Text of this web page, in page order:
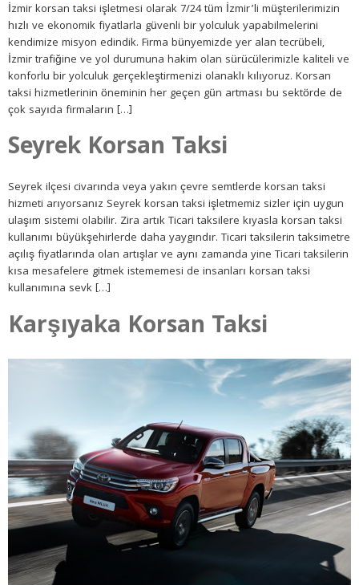
İzmir korsan taksi işletmesi olarak 7/24 tüm İzmir’li müşterilerimizin
hızlı ve ekonomik fiyatlarla güvenli bir yolculuk yapabilmelerini
kendimize misyon edindik. Firma bünyemizde yer alan tecrübeli,
İzmir trafiğine ve yol durumuna hakim olan sürücülerimizle kaliteli ve
konforlu bir yolculuk gerçekleştirmenizi olanaklı kılıyoruz. Korsan
taksi hizmetlerinin öneminin her geçen gün artması bu sektörde de
çok sayıda firmaların […]
Seyrek Korsan Taksi
Seyrek ilçesi civarında veya yakın çevre semtlerde korsan taksi
hizmeti arıyorsanız Seyrek korsan taksi işletmemiz sizler için uygun
ulaşım sistemi olabilir. Zira artık Ticari taksilere kıyasla korsan taksi
kullanımı büyükşehirlerde daha yaygındır. Ticari taksilerin taksimetre
açılış fiyatlarında olan artışlar ve aynı zamanda yine Ticari taksilerin
kısa mesafelere gitmek istememesi de insanları korsan taksi
kullanımına sevk […]
Karşıyaka Korsan Taksi